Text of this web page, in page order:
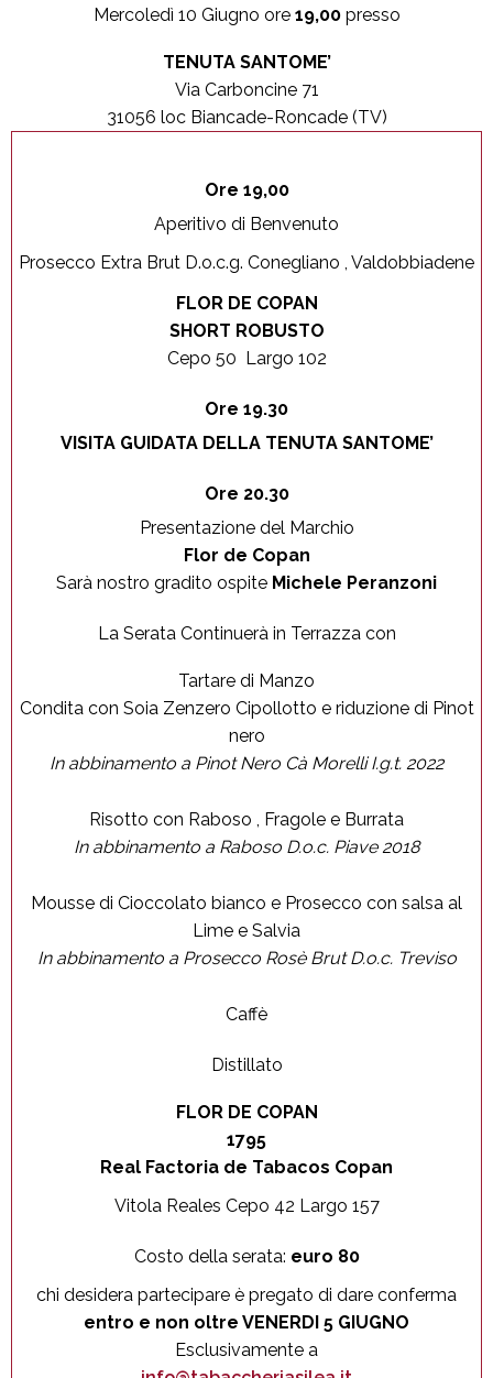
Mercoledì 10 Giugno ore 19,00presso
TENUTA SANTOME’
Via Carboncine 71
31056 loc Biancade-Roncade (TV)
Ore 19,00
Aperitivo di Benvenuto
Prosecco Extra Brut D.o.c.g. Conegliano , Valdobbiadene
FLOR DE COPAN
SHORT ROBUSTO
Cepo 50 Largo 102
Ore 19.30
VISITA GUIDATA DELLA TENUTA SANTOME’
Ore 20.30
Presentazione del Marchio
Flor de Copan
Sarà nostro gradito ospite Michele Peranzoni
La Serata Continuerà in Terrazza con
Tartare di Manzo
Condita con Soia Zenzero Cipollotto e riduzione di Pinot
nero
In abbinamento a Pinot Nero Cà Morelli I.g.t. 2022
Risotto con Raboso , Fragole e Burrata
In abbinamento a Raboso D.o.c. Piave 2018
Mousse di Cioccolato bianco e Prosecco con salsa al
Lime e Salvia
In abbinamento a Prosecco Rosè Brut D.o.c. Treviso
Caffè
Distillato
FLOR DE COPAN
1795
Real Factoria de Tabacos Copan
Vitola Reales Cepo 42 Largo 157
Costo della serata: euro 80
chi desidera partecipare è pregato di dare conferma
entro e non oltre VENERDI 5 GIUGNO
Esclusivamente a